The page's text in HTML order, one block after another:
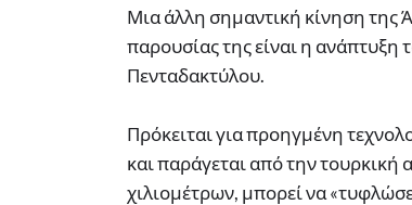
Μια άλλη σημαντική κίνηση της
παρουσίας της είναι η
Πενταδακτύλου.
Πρόκειται για προηγμένη
και παράγεται από την τουρκική
χιλιομέτρων, μπορεί να